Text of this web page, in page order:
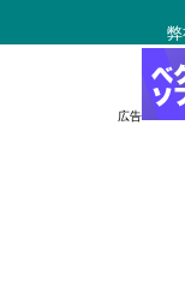
弊
広告